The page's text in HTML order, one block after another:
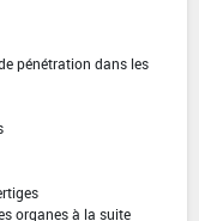
pénétration dans les
organes à la suite